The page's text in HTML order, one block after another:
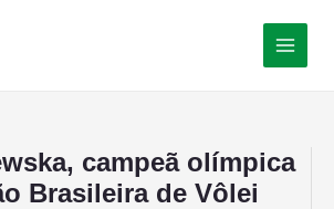
campeã olímpica
Brasileira de Vôlei